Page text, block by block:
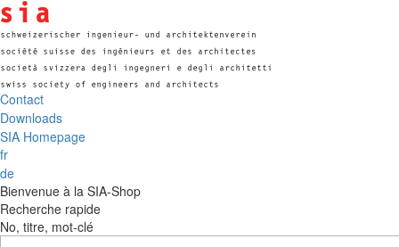
Contact
Downloads
SIA Homepage
fr
de
Bienvenue à la SIA-Shop
Recherche rapide
No, titre, mot-clé